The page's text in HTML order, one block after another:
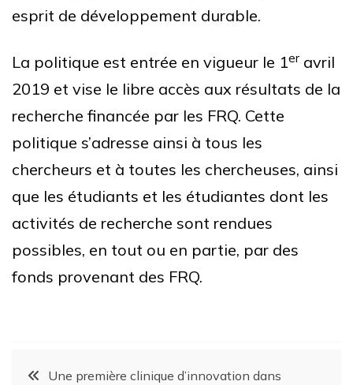
esprit de développement durable.
La politique est entrée en vigueur le 1er avril
2019 et vise le libre accès aux résultats de la
recherche financée par les FRQ. Cette
politique s’adresse ainsi à tous les
chercheurs et à toutes les chercheuses, ainsi
que les étudiants et les étudiantes dont les
activités de recherche sont rendues
possibles, en tout ou en partie, par des
fonds provenant des FRQ.
Une première clinique d’innovation dans